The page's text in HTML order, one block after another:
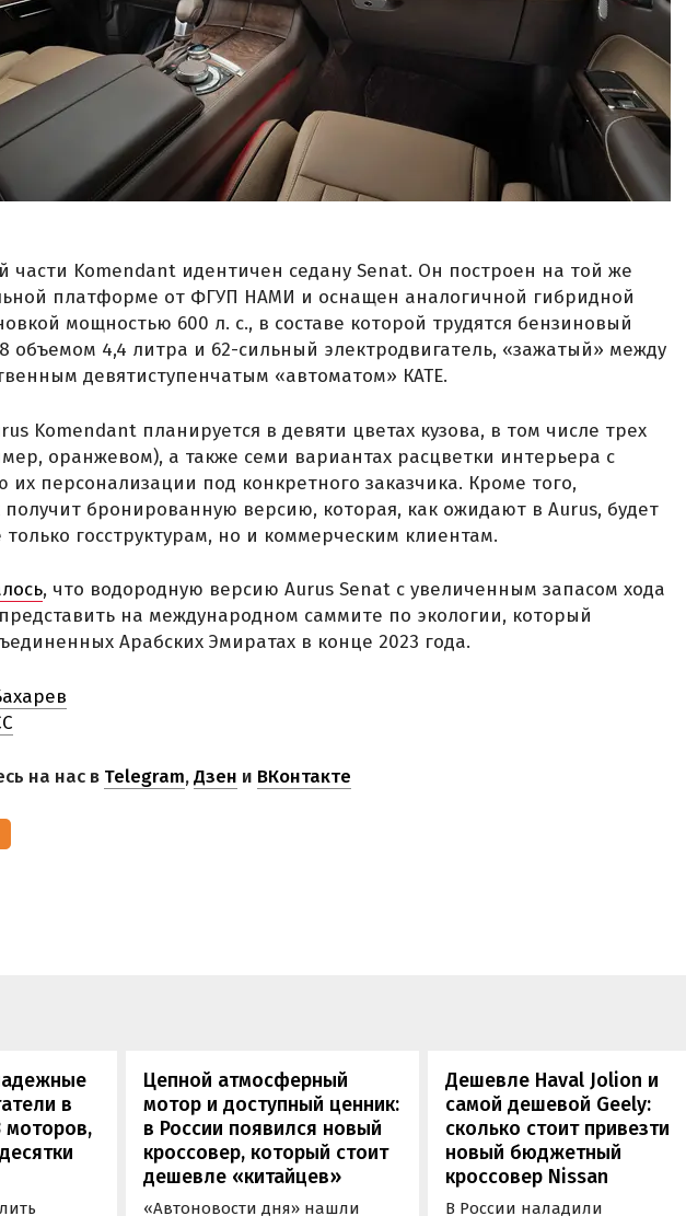
части Komendant идентичен седану Senat. Он построен на той же
платформе от ФГУП НАМИ и оснащен аналогичной гибридной
мощностью 600 л. с., в составе которой трудятся бензиновый
объемом 4,4 литра и 62-сильный электродвигатель, «зажатый» между
девятиступенчатым «автоматом» КАТЕ.
Komendant планируется в девяти цветах кузова, в том числе трех
оранжевом), а также семи вариантах расцветки интерьера с
их персонализации под конкретного заказчика. Кроме того,
бронированную версию, которая, как ожидают в Aurus, будет
госструктурам, но и коммерческим клиентам.
, что водородную версию Aurus Senat с увеличенным запасом хода
на международном саммите по экологии, который
Арабских Эмиратах в конце 2023 года.
на нас в Telegram,Дзен и ВКонтакте
в
моторов,
Цепной атмосферный
мотор и доступный ценник:
в России появился новый
кроссовер, который стоит
дешевле «китайцев»
«Автоновости дня» нашли
Дешевле Haval Jolion и
самой дешевой Geely:
сколько стоит привезти
новый бюджетный
кроссовер Nissan
В России наладили